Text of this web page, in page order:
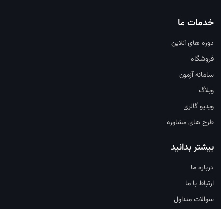
خدمات ما
دوره های آنلاین
فروشگاه
سامانه آزمون
وبلاگ
ویدیو گالری
طرح های مشاوره
بیشتر بدانید
درباره ما
ارتباط با ما
سوالات متداول